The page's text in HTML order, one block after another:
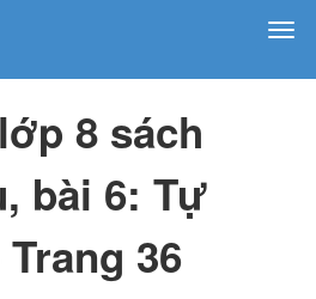
8 sách
bài 6: Tự
36